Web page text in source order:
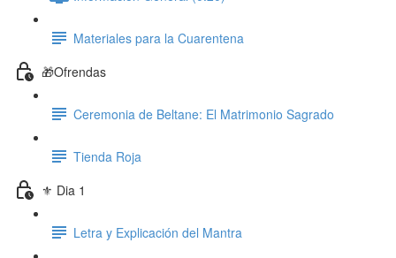
Materiales para la Cuarentena
🎁Ofrendas
Ceremonia de Beltane: El Matrimonio Sagrado
Tienda Roja
⚜️ Dia 1
Letra y Explicación del Mantra